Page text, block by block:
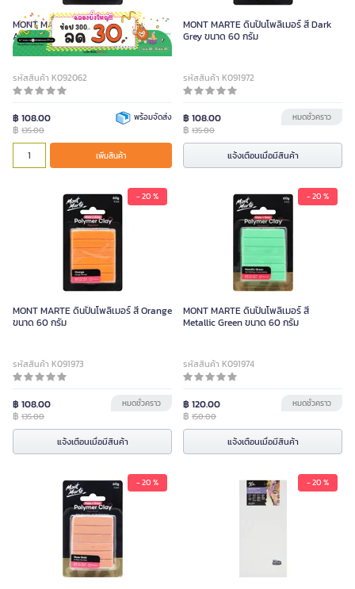
MONT MARTE ดินปั้นโพลิเมอร์ สี
Aquamarine ขนาด 60 กรัม
รหัสสินค้า K092062
฿ 108.00
฿ 135.00
พร้อมจัดส่ง
เพิ่มสินค้า
MONT MARTE ดินปั้นโพลิเมอร์ สี Dark
Grey ขนาด 60 กรัม
รหัสสินค้า K091972
฿ 108.00
฿ 135.00
หมดชั่วคราว
แจ้งเตือนเมื่อมีสินค้า
- 20 %
MONT MARTE ดินปั้นโพลิเมอร์ สี Orange
ขนาด 60 กรัม
รหัสสินค้า K091973
฿ 108.00
฿ 135.00
หมดชั่วคราว
แจ้งเตือนเมื่อมีสินค้า
- 20 %
MONT MARTE ดินปั้นโพลิเมอร์ สี
Metallic Green ขนาด 60 กรัม
รหัสสินค้า K091974
฿ 120.00
฿ 150.00
หมดชั่วคราว
แจ้งเตือนเมื่อมีสินค้า
- 20 % - 20 %